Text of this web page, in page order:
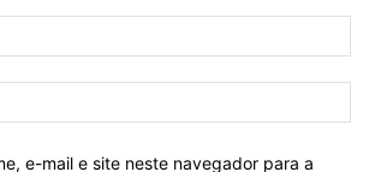
e-mail e site neste navegador para a